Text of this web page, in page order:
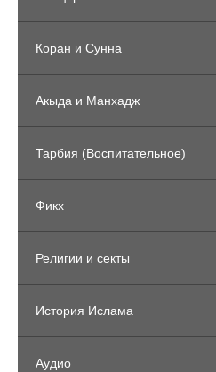
Коран и Сунна
Акыда и Манхадж
Тарбия (Воспитательное)
Фикх
Религии и секты
История Ислама
Аудио